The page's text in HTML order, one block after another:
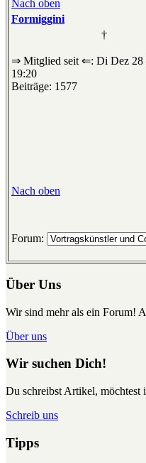
Nach oben
Formiggini
†
⇒ Mitglied seit ⇐: Di Dez 28
19:20
Beiträge: 1577
Nach oben
Forum:
Über Uns
Wir sind mehr als ein Forum!
Über uns
Wir suchen Dich!
Du schreibst Artikel,
Schreib uns
Tipps